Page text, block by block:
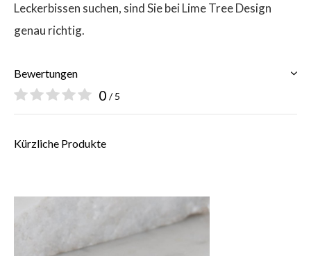
Leckerbissen suchen, sind Sie bei Lime Tree Design
genau richtig.
Bewertungen
0 / 5
Kürzliche Produkte